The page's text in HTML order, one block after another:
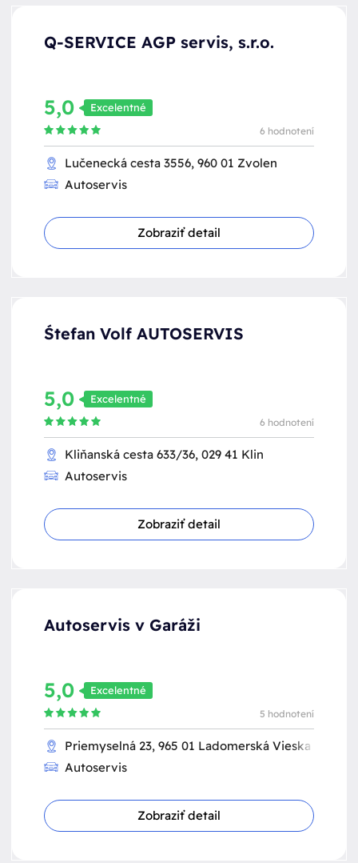
Q-SERVICE AGP servis, s.r.o.
5,0 Excelentné
6 hodnotení
Lučenecká cesta 3556, 960 01 Zvolen
Autoservis
Zobraziť detail
Śtefan Volf AUTOSERVIS
5,0 Excelentné
6 hodnotení
Kliňanská cesta 633/36, 029 41 Klin
Autoservis
Zobraziť detail
Autoservis v Garáži
5,0 Excelentné
5 hodnotení
Priemyselná 23, 965 01 Ladomerská Vieska
Autoservis
Zobraziť detail